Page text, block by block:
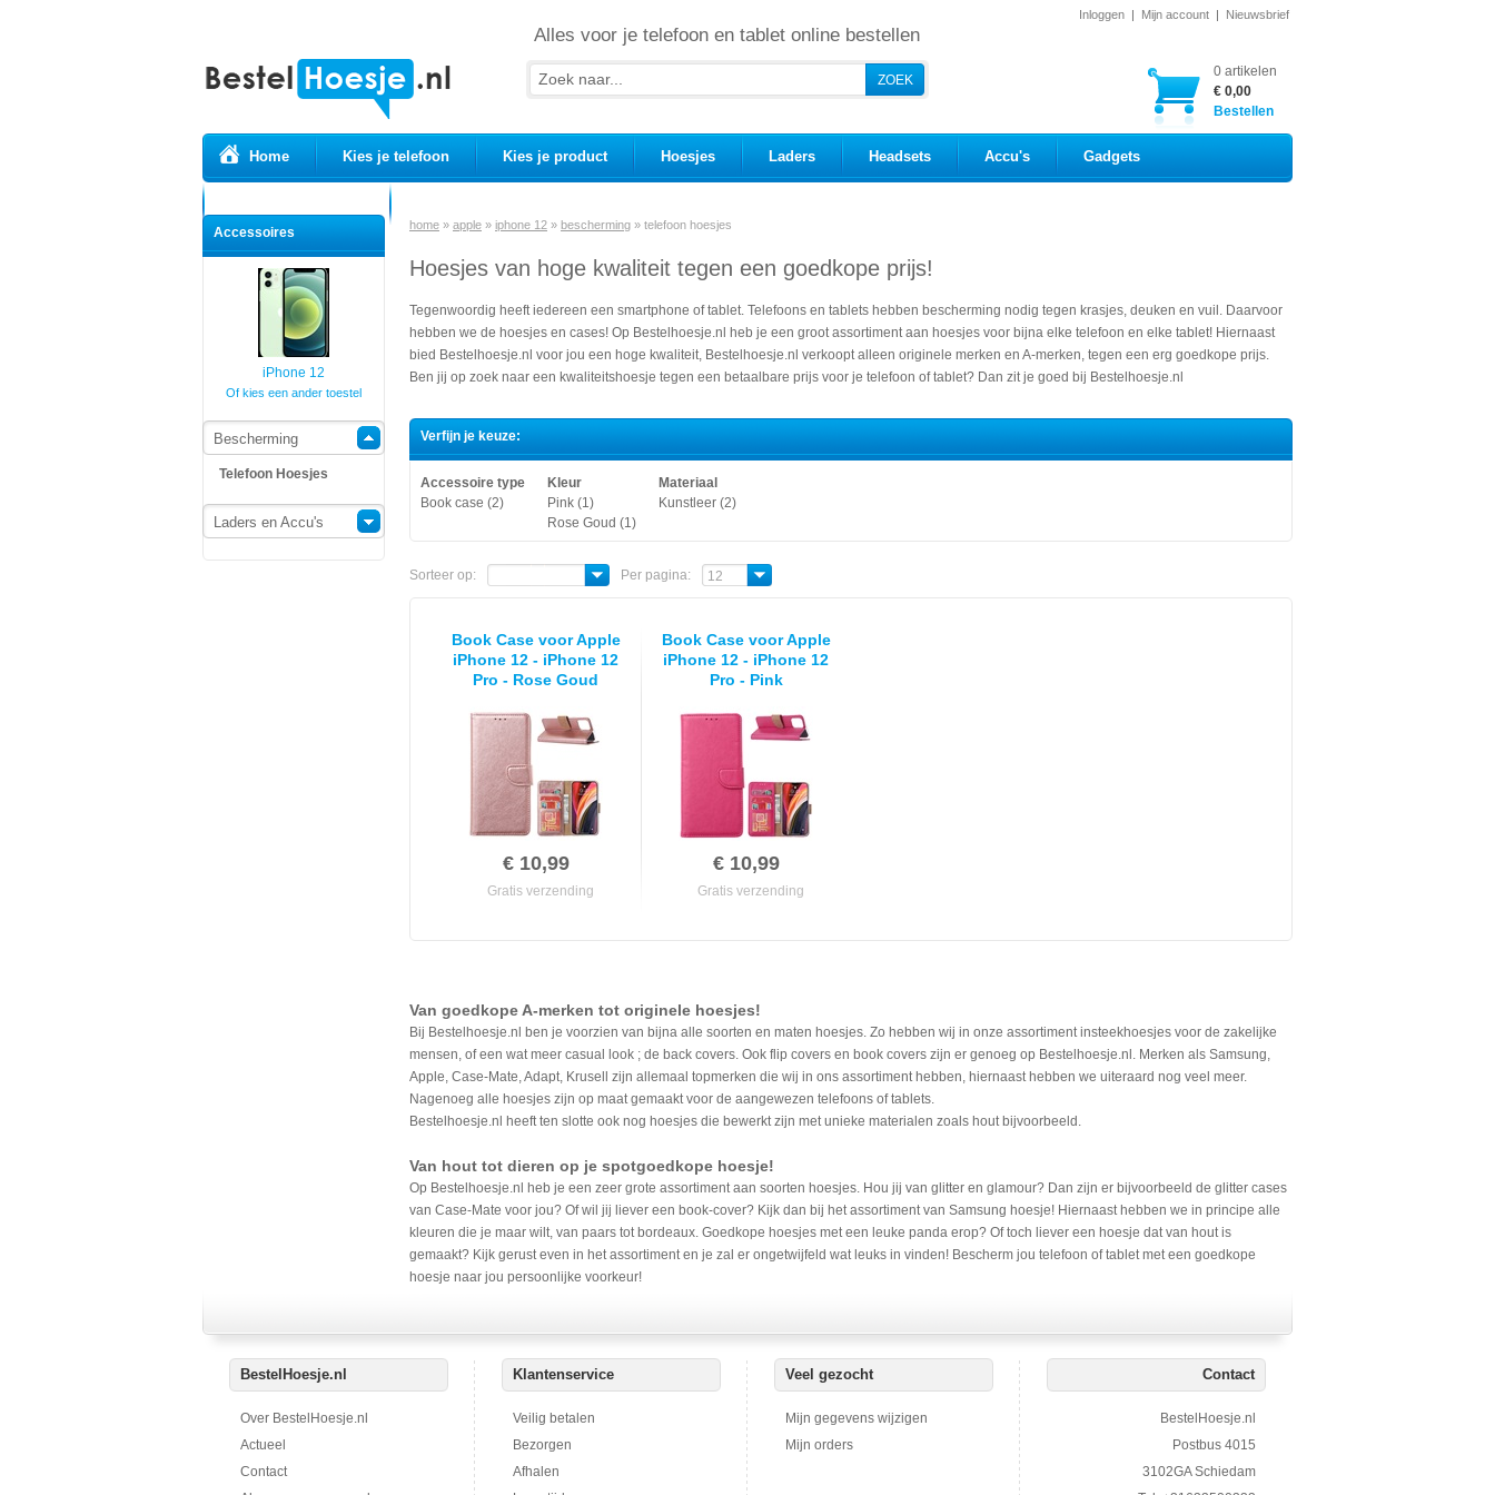
Alles voor je telefoon en tablet online bestellen
Inloggen | Mijn account | Nieuwsbrief
0 artikelen
€ 0,00
Bestellen
Home Kies je telefoon Kies je product Hoesjes Laders Headsets Accu's Gadgets
Accessoires
iPhone 12
Of kies een ander toestel
Bescherming
Telefoon Hoesjes
Laders en Accu's
home » apple » iphone 12 » bescherming » telefoon hoesjes
Hoesjes van hoge kwaliteit tegen een goedkope prijs!
Tegenwoordig heeft iedereen een smartphone of tablet. Telefoons en tablets hebben bescherming nodig tegen krasjes, deuken en vuil. Daarvoor
hebben we de hoesjes en cases! Op Bestelhoesje.nl heb je een groot assortiment aan hoesjes voor bijna elke telefoon en elke tablet! Hiernaast
bied Bestelhoesje.nl voor jou een hoge kwaliteit, Bestelhoesje.nl verkoopt alleen originele merken en A-merken, tegen een erg goedkope prijs.
Ben jij op zoek naar een kwaliteitshoesje tegen een betaalbare prijs voor je telefoon of tablet? Dan zit je goed bij Bestelhoesje.nl
Verfijn je keuze:
Accessoire type
Book case (2)
Kleur
Pink (1)
Rose Goud (1)
Materiaal
Kunstleer (2)
Sorteer op: Per pagina: 12
Book Case voor Apple
iPhone 12 - iPhone 12
Pro - Rose Goud
€ 10,99
Gratis verzending
Book Case voor Apple
iPhone 12 - iPhone 12
Pro - Pink
€ 10,99
Gratis verzending
Van goedkope A-merken tot originele hoesjes!
Bij Bestelhoesje.nl ben je voorzien van bijna alle soorten en maten hoesjes. Zo hebben wij in onze assortiment insteekhoesjes voor de zakelijke
mensen, of een wat meer casual look ; de back covers. Ook flip covers en book covers zijn er genoeg op Bestelhoesje.nl. Merken als Samsung,
Apple, Case-Mate, Adapt, Krusell zijn allemaal topmerken die wij in ons assortiment hebben, hiernaast hebben we uiteraard nog veel meer.
Nagenoeg alle hoesjes zijn op maat gemaakt voor de aangewezen telefoons of tablets.
Bestelhoesje.nl heeft ten slotte ook nog hoesjes die bewerkt zijn met unieke materialen zoals hout bijvoorbeeld.
Van hout tot dieren op je spotgoedkope hoesje!
Op Bestelhoesje.nl heb je een zeer grote assortiment aan soorten hoesjes. Hou jij van glitter en glamour? Dan zijn er bijvoorbeeld de glitter cases
van Case-Mate voor jou? Of wil jij liever een book-cover? Kijk dan bij het assortiment van Samsung hoesje! Hiernaast hebben we in principe alle
kleuren die je maar wilt, van paars tot bordeaux. Goedkope hoesjes met een leuke panda erop? Of toch liever een hoesje dat van hout is
gemaakt? Kijk gerust even in het assortiment en je zal er ongetwijfeld wat leuks in vinden! Bescherm jou telefoon of tablet met een goedkope
hoesje naar jou persoonlijke voorkeur!
BestelHoesje.nl
Over BestelHoesje.nl
Actueel
Contact
Klantenservice
Veilig betalen
Bezorgen
Afhalen
Veel gezocht
Mijn gegevens wijzigen
Mijn orders
Contact
BestelHoesje.nl
Postbus 4015
3102GA Schiedam